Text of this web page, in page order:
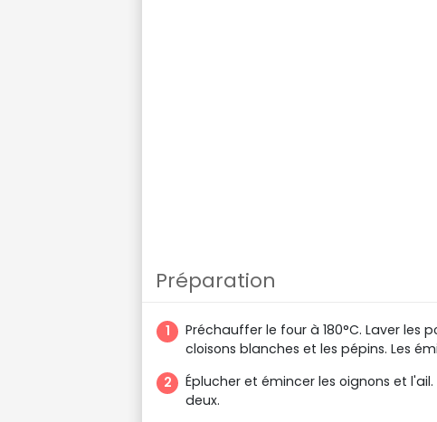
Préparation
Préchauffer le four à 180°C. Laver les
cloisons blanches et les pépins. Les
Éplucher et émincer les oignons et
deux.